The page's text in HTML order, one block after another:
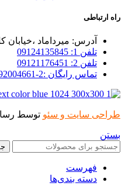
راه ارتباطی
آدرس: میرداماد ،خیابان
تلفن 1: 09124135845
تلفن 2: 09121176451
تماس رایگان :2-02192004661
طراحی سایت و سئو توسط
بستن
فهرست
دسته بندی‌ها